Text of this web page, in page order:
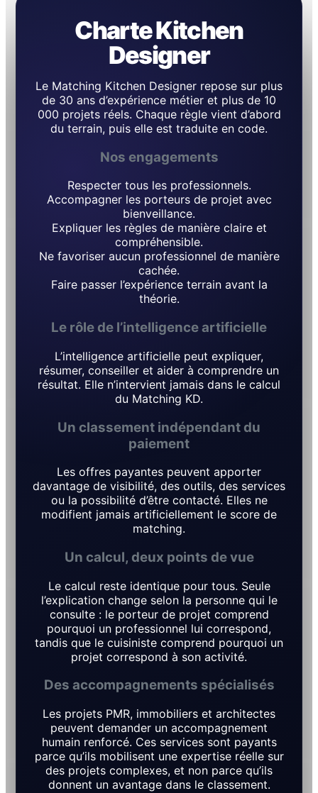
Charte Kitchen
Designer
Le Matching Kitchen Designer repose sur plus
de 30 ans d’expérience métier et plus de 10
000 projets réels. Chaque règle vient d’abord
du terrain, puis elle est traduite en code.
Nos engagements
Respecter tous les professionnels.
Accompagner les porteurs de projet avec
bienveillance.
Expliquer les règles de manière claire et
compréhensible.
Ne favoriser aucun professionnel de manière
cachée.
Faire passer l’expérience terrain avant la
théorie.
Le rôle de l’intelligence artificielle
L’intelligence artificielle peut expliquer,
résumer, conseiller et aider à comprendre un
résultat. Elle n’intervient jamais dans le calcul
du Matching KD.
Un classement indépendant du
paiement
Les offres payantes peuvent apporter
davantage de visibilité, des outils, des services
ou la possibilité d’être contacté. Elles ne
modifient jamais artificiellement le score de
matching.
Un calcul, deux points de vue
Le calcul reste identique pour tous. Seule
l’explication change selon la personne qui le
consulte : le porteur de projet comprend
pourquoi un professionnel lui correspond,
tandis que le cuisiniste comprend pourquoi un
projet correspond à son activité.
Des accompagnements spécialisés
Les projets PMR, immobiliers et architectes
peuvent demander un accompagnement
humain renforcé. Ces services sont payants
parce qu’ils mobilisent une expertise réelle sur
des projets complexes, et non parce qu’ils
donnent un avantage dans le classement.